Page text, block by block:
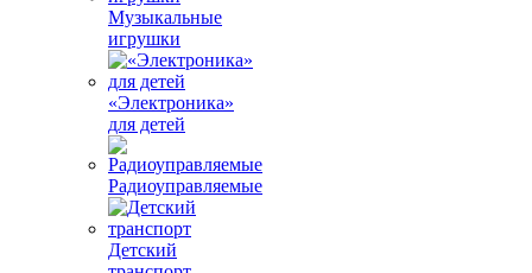
Музыкальные
игрушки
«Электроника»
для детей
Радиоуправляемые
Детский